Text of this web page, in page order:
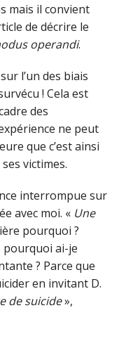
mais il convient
de décrire le
operandi.
l’un des biais
! Cela est
des
ne peut
que c’est ainsi
victimes.
interrompue sur
avec moi. « Une
pourquoi ?
pourquoi ai-je
? Parce que
en invitant D.
de suicide»,